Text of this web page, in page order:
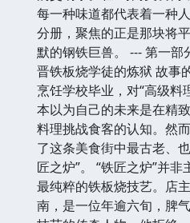
每一种味道都代表着一种
分册，聚焦的正是那块将
默的钢铁巨兽。 --- 第一
晋铁板烧学徒的炼狱 故事
烹饪学校毕业，对“高级料
本以为自己的未来是在精
料理挑战食客的认知。然
了这条美食街中最古老、
匠之炉”。 “铁匠之炉”并
最纯粹的铁板烧技艺。店
南，是一位年逾六旬，脾